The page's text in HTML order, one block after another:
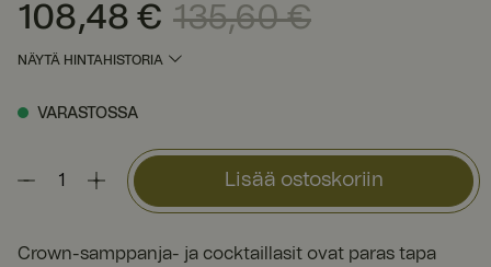
Nykyinen hinta:108,48 €Edellinen hinta
108,48 € 135,60 €
NÄYTÄ HINTAHISTORIA
VARASTOSSA
Lisää ostoskoriin
Crown-samppanja- ja cocktaillasit ovat paras tapa